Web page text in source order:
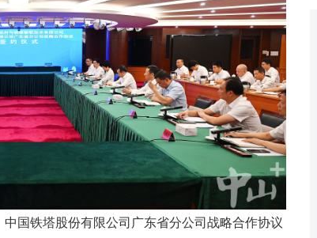
国铁塔股份有限公司广东省分公司战略合作协议